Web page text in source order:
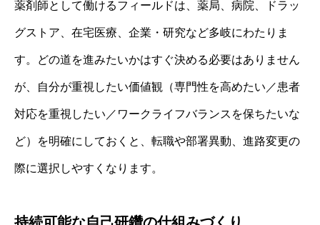
薬剤師として働けるフィールドは、薬局、病院、ドラッ
グストア、在宅医療、企業・研究など多岐にわたりま
す。どの道を進みたいかはすぐ決める必要はありません
が、自分が重視したい価値観（専門性を高めたい／患者
対応を重視したい／ワークライフバランスを保ちたいな
ど）を明確にしておくと、転職や部署異動、進路変更の
際に選択しやすくなります。
持続可能な自己研鑽の仕組みづくり